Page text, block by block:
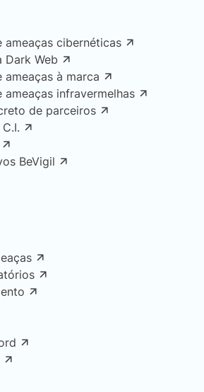
ameaças cibernéticas
Dark Web
à marca
infravermelhas
de parceiros
BeVigil